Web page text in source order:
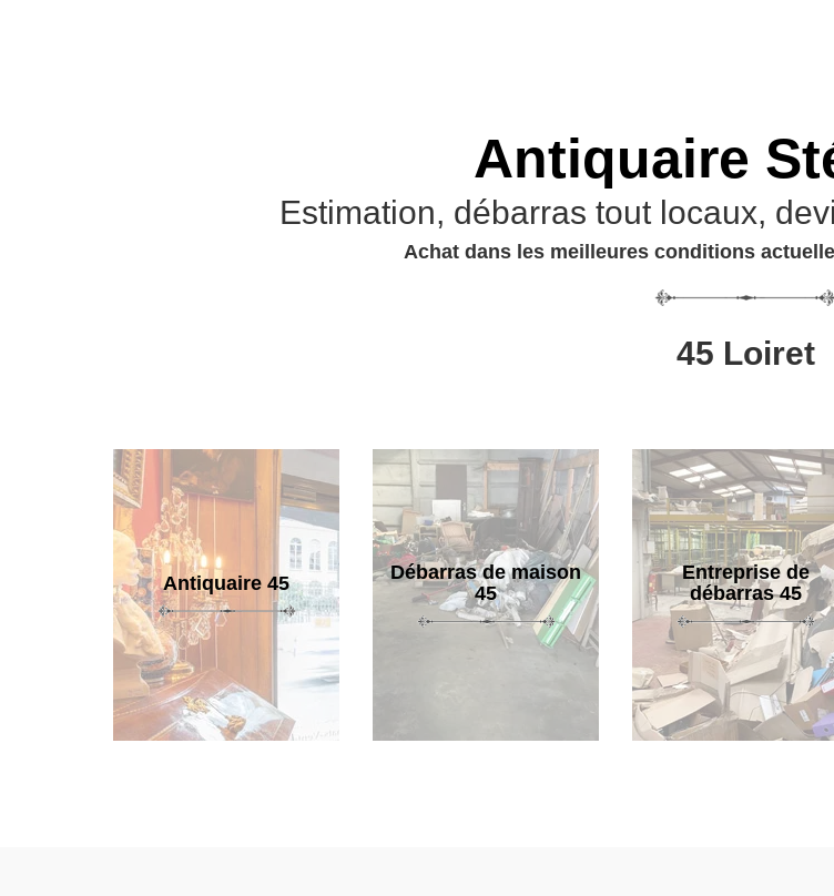
Antiquaire
Estimation, débarras tout locaux,
Achat dans les meilleures conditions
45 Loiret
Antiquaire 45
Débarras de maison
45
Entreprise de
débarras 45